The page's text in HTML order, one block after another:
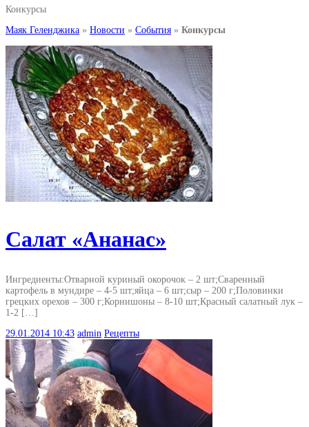
Конкурсы
Маяк Геленджика » Новости » События » Конкурсы
Салат «Ананас»
Ингредиенты:Отварной куриный окорочок – 2 шт;Сваренный
картофель в мундире – 4-5 шт;яйца – 6 шт;сыр – 200 г;Половинки
грецких орехов – 300 г;Корнишоны – 8-10 шт;Красный салатный лук –
1-2 […]
29.01.2014 10:43 admin Рецепты